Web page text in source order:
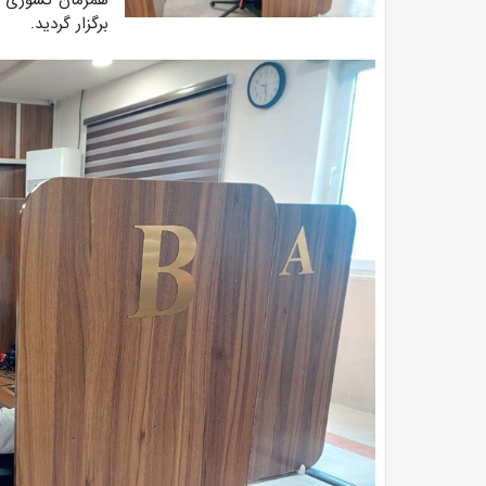
برگزار گردید‌.